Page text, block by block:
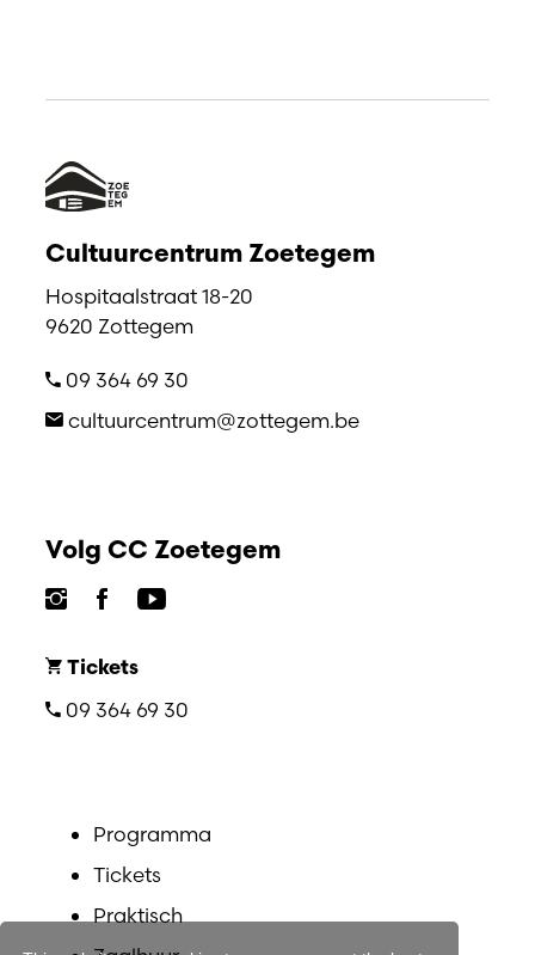
Cultuurcentrum Zoetegem
Hospitaalstraat 18-20
9620 Zottegem
09 364 69 30
cultuurcentrum@zottegem.be
Volg CC Zoetegem
Tickets
09 364 69 30
Programma
Tickets
Praktisch